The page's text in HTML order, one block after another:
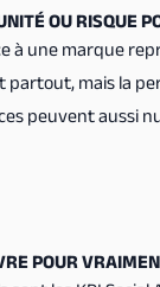
OU RISQUE
à une marque
partout, mais la
peuvent aussi
POUR